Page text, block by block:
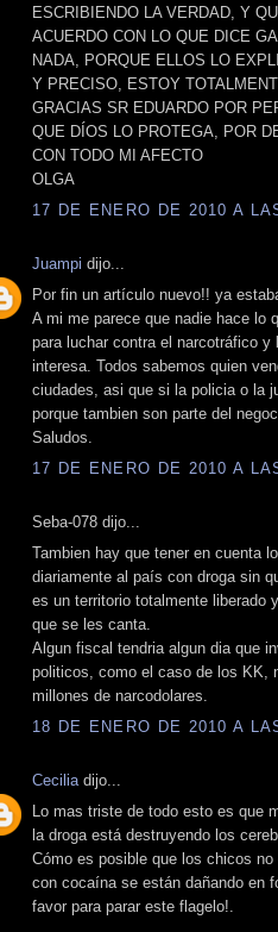
ESCRIBIENDO LA VERDAD, Y
ACUERDO CON LO QUE DICE
NADA, PORQUE ELLOS LO
Y PRECISO, ESTOY
GRACIAS SR EDUARDO POR
QUE DÍOS LO PROTEGA, POR
CON TODO MI AFECTO
OLGA
17 DE ENERO DE 2010 A
Juampi dijo...
Por fin un artículo nuevo!! ya
A mi me parece que nadie hace lo
para luchar contra el narcotráfico
interesa. Todos sabemos quien
ciudades, asi que si la policia o la
porque tambien son parte del
Saludos.
17 DE ENERO DE 2010 A
Seba-078 dijo...
Tambien hay que tener en cuenta
diariamente al país con droga sin
es un territorio totalmente liberado
que se les canta.
Algun fiscal tendria algun dia que
politicos, como el caso de los KK,
millones de narcodolares.
18 DE ENERO DE 2010 A
Cecilia dijo...
Lo mas triste de todo esto es que
la droga está destruyendo los
Cómo es posible que los chicos
con cocaína se están dañando en
favor para parar este flagelo!.